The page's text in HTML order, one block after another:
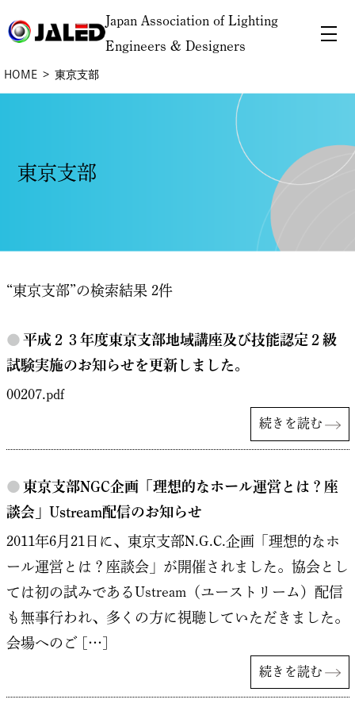
Japan Association of Lighting
Engineers & Designers
HOME 東京支部
東京支部
“東京支部”の検索結果 2件
● 平成２３年度東京支部地域講座及び技能認定２級
試験実施のお知らせを更新しました。
00207.pdf
続きを読む
● 東京支部NGC企画「理想的なホール運営とは？座
談会」Ustream配信のお知らせ
2011年6月21日に、東京支部N.G.C.企画「理想的なホ
ール運営とは？座談会」が開催されました。協会とし
ては初の試みであるUstream（ユーストリーム）配信
も無事行われ、多くの方に視聴していただきました。
会場へのご […]
続きを読む